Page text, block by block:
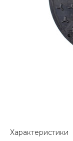
Характеристики